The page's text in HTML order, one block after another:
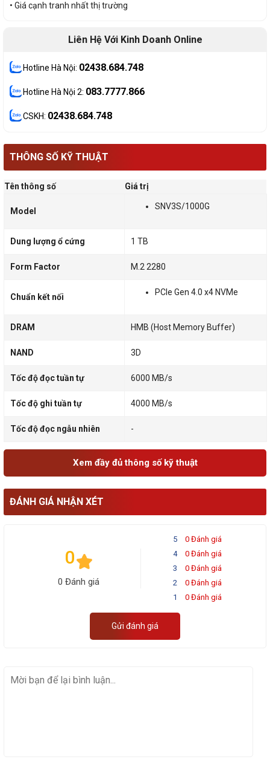
• Giá cạnh tranh nhất thị trường
Liên Hệ Với Kinh Doanh Online
Hotline Hà Nội: 02438.684.748
Hotline Hà Nội 2: 083.7777.866
CSKH: 02438.684.748
THÔNG SỐ KỸ THUẬT
Tên thông số Giá trị
Model SNV3S/1000G
Dung lượng ổ cứng 1 TB
Form Factor M.2 2280
Chuẩn kết nối PCIe Gen 4.0 x4 NVMe
DRAM HMB (Host Memory Buffer)
NAND 3D
Tốc độ đọc tuần tự 6000 MB/s
Tốc độ ghi tuần tự 4000 MB/s
Tốc độ đọc ngẫu nhiên -
Xem đầy đủ thông số kỹ thuật
ĐÁNH GIÁ NHẬN XÉT
0
0 Đánh giá
5
0 Đánh giá
4
0 Đánh giá
3
0 Đánh giá
2
0 Đánh giá
1
0 Đánh giá
Gửi đánh giá